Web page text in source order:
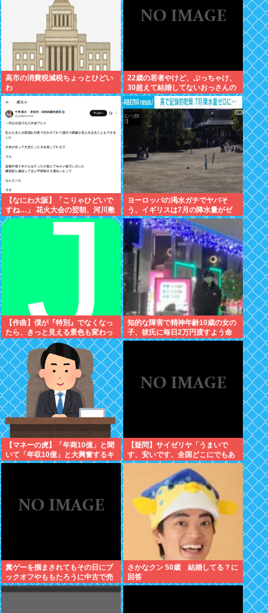
高市の消費税減税ちょっとひどい
わ
22歳の若者やけど、ぶっちゃけ、
30超えて結婚してないおっさんの
こと見下してる
【なにわ大阪】「こりゃひどいで
すね…」 花火大会の翌朝、河川敷
に広がっていた衝撃の光景
ヨーロッパの渇水ガチでヤバそ
う、イギリスは7月の降水量がゼ
ロに 専門家「今年は過去最悪の不
作になる可能性」
【作曲】僕が『特別』でなくなっ
たら、きっと見える景色も変わっ
てしまう。⋯だから曖昧でいい。
どうか、白黒ハッキリさせないで
知的な障害で精神年齢10歳の女の
子、彼氏に毎日2万円渡すよう命
じられ、暴力を恐れ連日売春。客
【マネーの虎】「年商10億」と聞
いて「年収10億」と大興奮するキ
ッズに教えたい大人のリアル
【疑問】サイゼリヤ「うまいで
す、安いです、全国どこにでもあ
ります」←こいつの弱点
糞ゲーを掴まされてもその日にブ
ックオフやももたろうに中古で売
りつける事ができなくなる時代に
さかなクン 50歳 結婚してる？に
回答